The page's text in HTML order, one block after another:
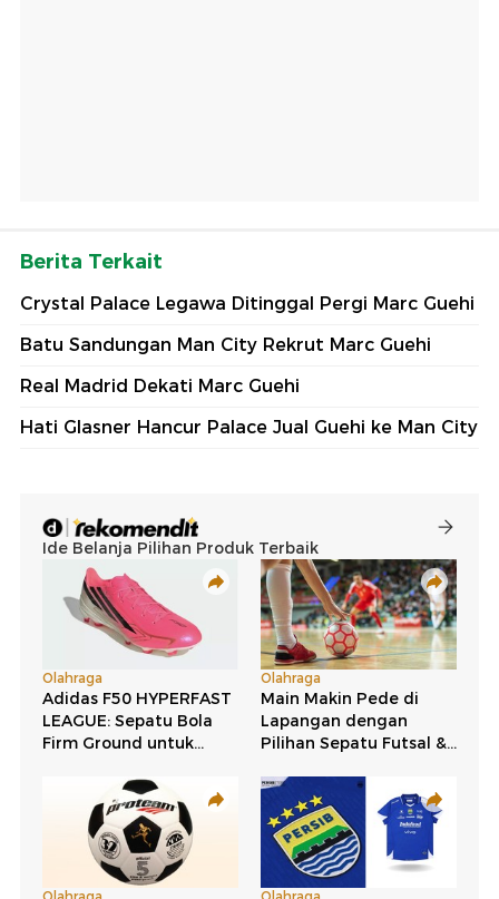
Berita Terkait
Crystal Palace Legawa Ditinggal Pergi Marc Guehi
Batu Sandungan Man City Rekrut Marc Guehi
Real Madrid Dekati Marc Guehi
Hati Glasner Hancur Palace Jual Guehi ke Man City